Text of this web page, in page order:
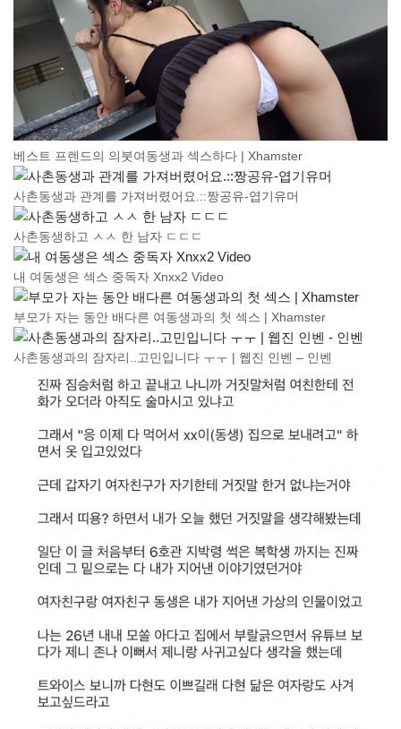
베스트 프렌드의 의붓여동생과 섹스하다 | Xhamster
사촌동생과 관계를 가져버렸어요.::짱공유-엽기유머
사촌동생하고 ㅅㅅ 한 남자 ㄷㄷㄷ
내 여동생은 섹스 중독자 Xnxx2 Video
부모가 자는 동안 배다른 여동생과의 첫 섹스 | Xhamster
사촌동생과의 잠자리..고민입니다 ㅜㅜ | 웹진 인벤 – 인벤